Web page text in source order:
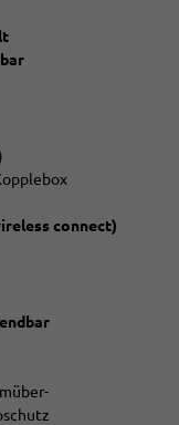
connect)